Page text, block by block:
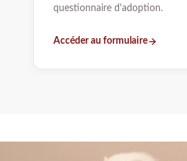
questionnaire d'adoption.
Accéder au formulaire